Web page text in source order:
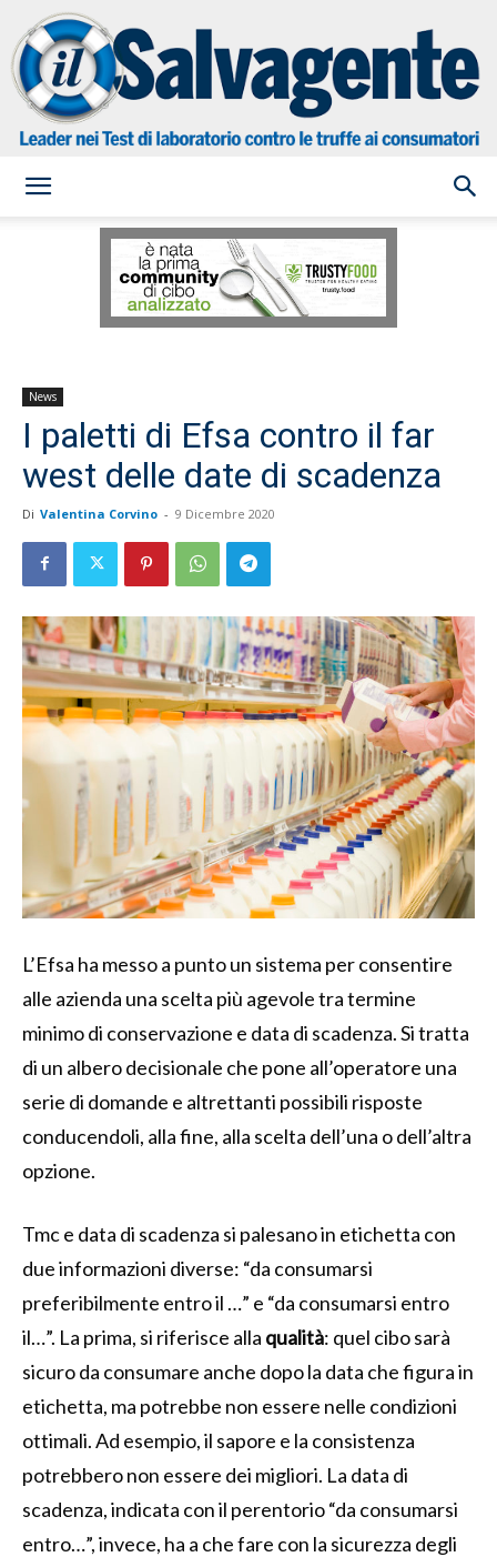
Salvagente
News
I paletti di Efsa contro il far
west delle date di scadenza
Di Valentina Corvino - 9 Dicembre 2020
L’Efsa ha messo a punto un sistema per consentire
alle azienda una scelta più agevole tra termine
minimo di conservazione e data di scadenza. Si tratta
di un albero decisionale che pone all’operatore una
serie di domande e altrettanti possibili risposte
conducendoli, alla fine, alla scelta dell’una o dell’altra
opzione.
Tmc e data di scadenza si palesano in etichetta con
due informazioni diverse: “da consumarsi
preferibilmente entro il …” e “da consumarsi entro
il…”. La prima, si riferisce alla qualità: quel cibo sarà
sicuro da consumare anche dopo la data che figura in
etichetta, ma potrebbe non essere nelle condizioni
ottimali. Ad esempio, il sapore e la consistenza
potrebbero non essere dei migliori. La data di
scadenza, indicata con il perentorio “da consumarsi
entro…”, invece, ha a che fare con la sicurezza degli